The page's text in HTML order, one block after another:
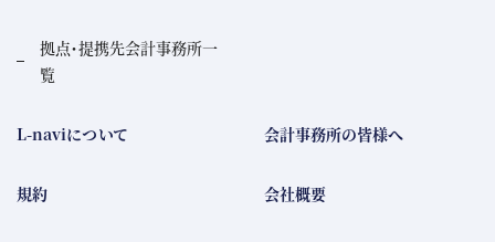
拠点・提携先会計事務所一
覧
L-naviについて 会計事務所の皆様へ
規約 会社概要